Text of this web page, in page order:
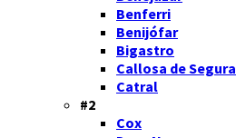
Benferri
Benijófar
Bigastro
Callosa de Segura
Catral
#2
Cox